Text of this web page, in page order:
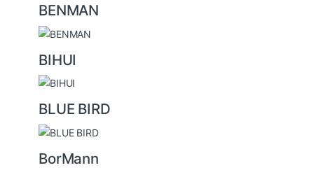
BENMAN
BIHUI
BLUE BIRD
BorMann